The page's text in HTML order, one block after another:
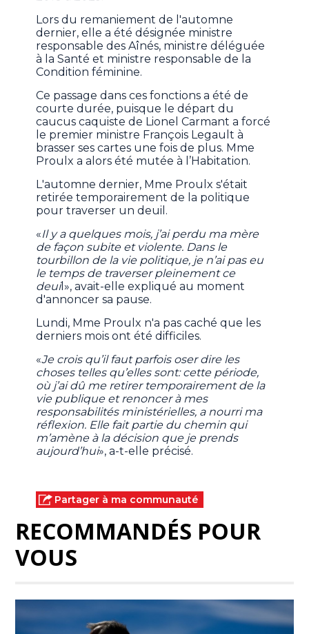
Lors du remaniement de l'automne
dernier, elle a été désignée ministre
responsable des Aînés, ministre déléguée
à la Santé et ministre responsable de la
Condition féminine.
Ce passage dans ces fonctions a été de
courte durée, puisque le départ du
caucus caquiste de Lionel Carmant a forcé
le premier ministre François Legault à
brasser ses cartes une fois de plus. Mme
Proulx a alors été mutée à l’Habitation.
L'automne dernier, Mme Proulx s'était
retirée temporairement de la politique
pour traverser un deuil.
«Il y a quelques mois, j’ai perdu ma mère
de façon subite et violente. Dans le
tourbillon de la vie politique, je n’ai pas eu
le temps de traverser pleinement ce
deuil», avait-elle expliqué au moment
d'annoncer sa pause.
Lundi, Mme Proulx n'a pas caché que les
derniers mois ont été difficiles.
«Je crois qu’il faut parfois oser dire les
choses telles qu’elles sont: cette période,
où j’ai dû me retirer temporairement de la
vie publique et renoncer à mes
responsabilités ministérielles, a nourri ma
réflexion. Elle fait partie du chemin qui
m’amène à la décision que je prends
aujourd’hui», a-t-elle précisé.
Partager à ma communauté
RECOMMANDÉS POUR
VOUS